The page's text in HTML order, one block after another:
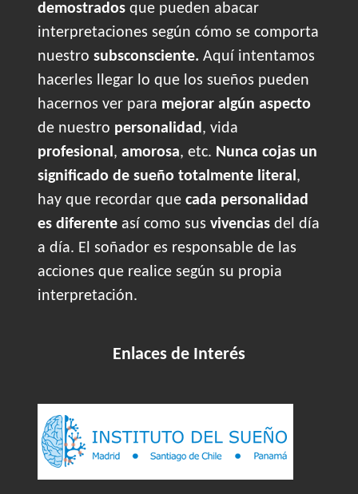
demostrados que pueden abacar
interpretaciones según cómo se comporta
nuestro subsconsciente. Aquí intentamos
hacerles llegar lo que los sueños pueden
hacernos ver para mejorar algún aspecto
de nuestro personalidad, vida
profesional, amorosa, etc. Nunca cojas un
significado de sueño totalmente literal,
hay que recordar que cada personalidad
es diferente así como sus vivencias del día
a día. El soñador es responsable de las
acciones que realice según su propia
interpretación.
Enlaces de Interés